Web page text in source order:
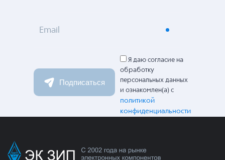
Email
Подписаться
Я даю согласие на
обработку
персональных данных
и ознакомлен(а) с
политикой
конфиденциальности